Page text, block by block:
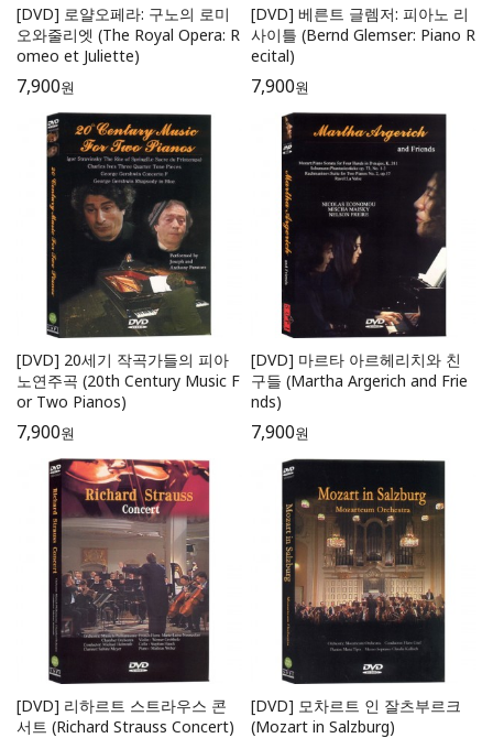
[DVD] 로얄오페라: 구노의 로미
오와줄리엣 (The Royal Opera: R
omeo et Juliette)
7,900원
[DVD] 베른트 글렘저: 피아노 리
사이틀 (Bernd Glemser: Piano R
ecital)
7,900원
[DVD] 20세기 작곡가들의 피아
노연주곡 (20th Century Music F
or Two Pianos)
7,900원
[DVD] 마르타 아르헤리치와 친
구들 (Martha Argerich and Frie
nds)
7,900원
[DVD] 리하르트 스트라우스 콘
서트 (Richard Strauss Concert)
[DVD] 모차르트 인 잘츠부르크
(Mozart in Salzburg)